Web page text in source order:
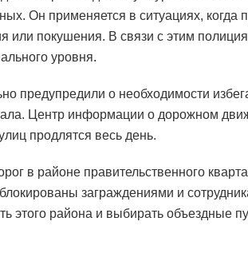
Он применяется в ситуациях, когда
или покушения. В связи с этим
уровня.
предупредили о необходимости
Центр информации о дорожном
продлятся весь день.
в районе правительственного
заграждениями и
этого района и выбирать объездные